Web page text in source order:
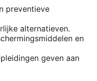
preventieve
alternatieven.
en
geven aan